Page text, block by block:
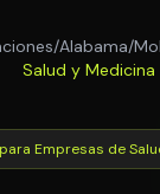
/Alabama/
Salud y Medicina
Empresas de